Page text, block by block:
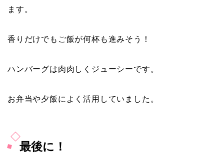
ます。
香りだけでもご飯が何杯も進みそう！
ハンバーグは肉肉しくジューシーです。
お弁当や夕飯によく活用していました。
最後に！